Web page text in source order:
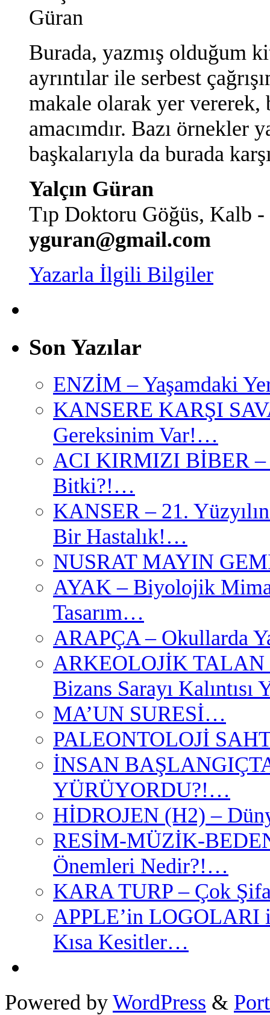
Burada, yazmış olduğum
ayrıntılar ile serbest
makale olarak yer vererek,
amacımdır. Bazı örnekler
başkalarıyla da burada
Yalçın Güran
Tıp Doktoru Göğüs, Kalb
yguran@gmail.com
Yazarla İlgili Bilgiler
Son Yazılar
ENZİM – Yaşamdaki
KANSERE KARŞI
Gereksinim Var!…
ACI KIRMIZI BİBER –
Bitki?!…
KANSER – 21.
Bir Hastalık!…
NUSRAT MAYIN
AYAK – Biyolojik
Tasarım…
ARAPÇA – Okullarda
ARKEOLOJİK TALAN
Bizans Sarayı
MA’UN SURESİ…
PALEONTOLOJİ
İNSAN
YÜRÜYORDU?!…
HİDROJEN (H2) –
RESİM-MÜZİK-
Önemleri Nedir?!…
KARA TURP – Çok
APPLE’in LOGOLARI
Kısa Kesitler…
Powered by WordPress &